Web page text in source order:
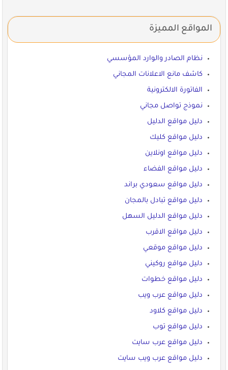
المواقع المميزة
نظام الصادر والوارد المؤسسي
كاشف مانع الاعلانات المجاني
الفاتورة الالكترونية
نموذج تواصل مجاني
دليل مواقع الدليل
دليل مواقع كليك
دليل مواقع اونلاين
دليل مواقع الفضاء
دليل مواقع سعودي براند
دليل مواقع تبادل بالمجان
دليل مواقع الدليل السهل
دليل مواقع الاقرب
دليل مواقع موقعي
دليل مواقع روكيني
دليل مواقع خطوات
دليل مواقع عرب ويب
دليل مواقع كلاود
دليل مواقع توب
دليل مواقع عرب سايت
دليل مواقع عرب ويب سايت